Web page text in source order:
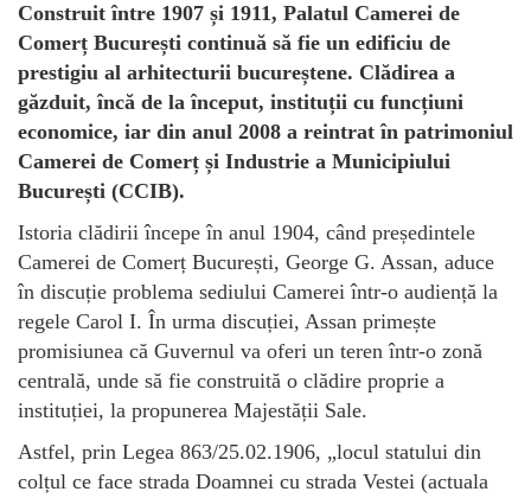
Construit între 1907 și 1911, Palatul Camerei de
Comerț București continuă să fie un edificiu de
prestigiu al arhitecturii bucureștene. Clădirea a
găzduit, încă de la început, instituții cu funcțiuni
economice, iar din anul 2008 a reintrat în patrimoniul
Camerei de Comerț și Industrie a Municipiului
București (CCIB).
Istoria clădirii începe în anul 1904, când președintele
Camerei de Comerț București, George G. Assan, aduce
în discuție problema sediului Camerei într-o audiență la
regele Carol I. În urma discuției, Assan primește
promisiunea că Guvernul va oferi un teren într-o zonă
centrală, unde să fie construită o clădire proprie a
instituției, la propunerea Majestății Sale.
Astfel, prin Legea 863/25.02.1906, „locul statului din
colțul ce face strada Doamnei cu strada Vestei (actuala